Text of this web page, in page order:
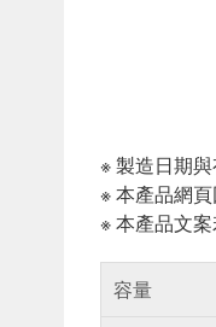
※ 製造日期
※ 本產品網
※ 本產品文
容量